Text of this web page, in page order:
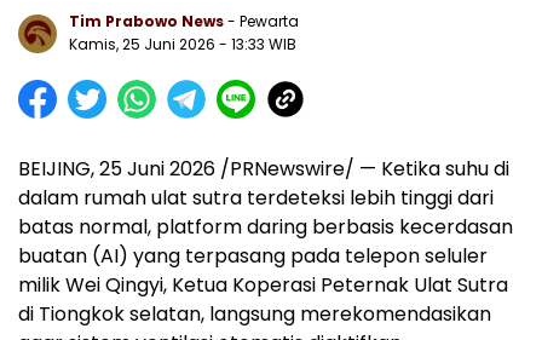
Tim Prabowo News- Pewarta
Kamis, 25 Juni 2026 - 13:33 WIB
BEIJING, 25 Juni 2026 /PRNewswire/ — Ketika suhu di
dalam rumah ulat sutra terdeteksi lebih tinggi dari
batas normal, platform daring berbasis kecerdasan
buatan (AI) yang terpasang pada telepon seluler
milik Wei Qingyi, Ketua Koperasi Peternak Ulat Sutra
di Tiongkok selatan, langsung merekomendasikan